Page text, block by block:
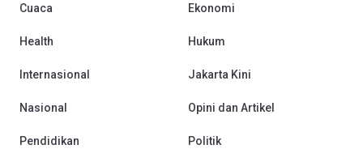
Cuaca Ekonomi
Health Hukum
Internasional Jakarta Kini
Nasional Opini dan Artikel
Pendidikan Politik